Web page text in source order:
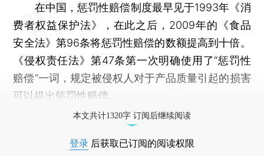
在中国，惩罚性赔偿制度最早见于1993年《消
费者权益保护法》，在此之后，2009年的《食品
安全法》第96条将惩罚性赔偿的数额提高到十倍。
《侵权责任法》第47条第一次明确使用了“惩罚性
赔偿”一词，规定被侵权人对于产品质量引起的损害
可以提出惩罚性赔偿。
本文共计1320字 订阅后继续阅读
登录 后获取已订阅的阅读权限